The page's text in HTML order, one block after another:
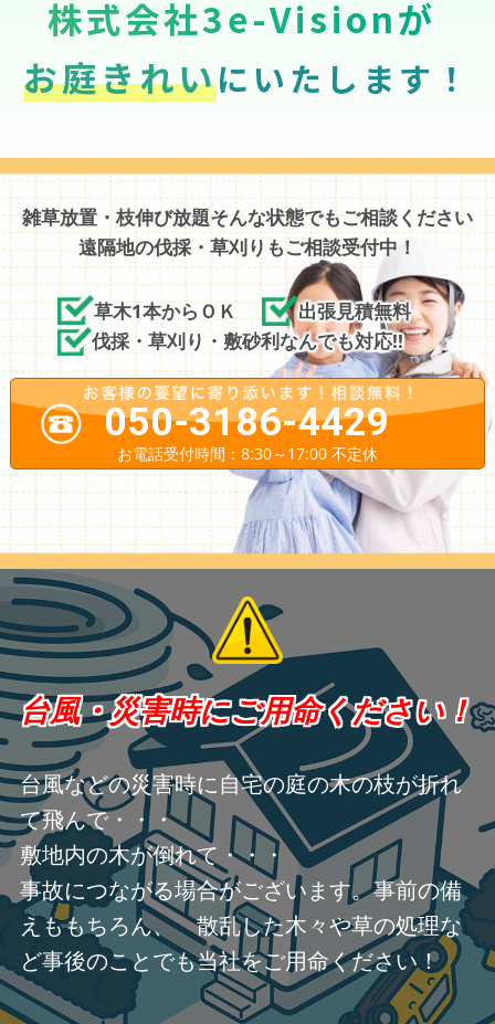
株式会社3e-Visionが
お庭きれいにいたします！
雑草放置・枝伸び放題そんな状態でもご相談ください
遠隔地の伐採・草刈りもご相談受付中！
草木1本からＯＫ
出張見積無料
伐採・草刈り・敷砂利なんでも対応!!
050-3186-4429
お電話受付時間：8:30～17:00 不定休
台風・災害時にご用命ください！
台風などの災害時に自宅の庭の木の枝が折れ
て飛んで・・・
敷地内の木が倒れて・・・
事故につながる場合がございます。事前の備
えももちろん、 散乱した木々や草の処理な
ど事後のことでも当社をご用命ください！